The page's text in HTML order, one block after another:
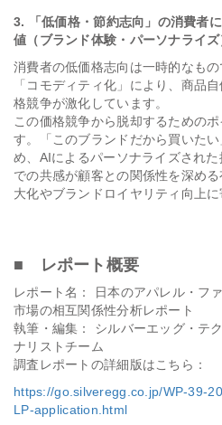
3. 「低価格・節約志向」の消費者
値（ブランド体験・パーソナライズ
消費者の低価格志向は一時的なも
「コモディティ化」により、商品
格競争が激化しています。
この価格競争から脱却するための
す。「このブランドだから買いた
め、AIによるパーソナライズされ
での共感が顧客との関係性を深め
大化やブランドロイヤリティ向上に
■ レポート概要
レポート名： 日本のアパレル・フ
市場の相互関係性分析レポート
執筆・編集： シルバーエッグ・テ
ナリストチーム
調査レポートの詳細版はこちら：
https://go.silveregg.co.jp/WP-39-
LP-application.html